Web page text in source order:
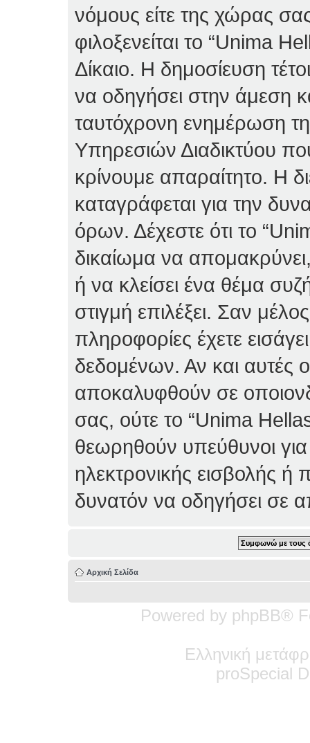
νόμους είτε της χώρας
φιλοξενείται το “Unima
Δίκαιο. Η δημοσίευση
να οδηγήσει στην άμεση
ταυτόχρονη ενημέρωση
Υπηρεσιών Διαδικτύου
κρίνουμε απαραίτητο. Η
καταγράφεται για την
όρων. Δέχεστε ότι το
δικαίωμα να
ή να κλείσει ένα θέμα
στιγμή επιλέξει. Σαν
πληροφορίες έχετε
δεδομένων. Αν και αυτές
αποκαλυφθούν σε
σας, ούτε το “Unima
θεωρηθούν υπεύθυνοι
ηλεκτρονικής εισβολής ή
δυνατόν να οδηγήσει σε
Αρχική Σελίδα
Powered by phpBB®
Ελληνική
proSpecial